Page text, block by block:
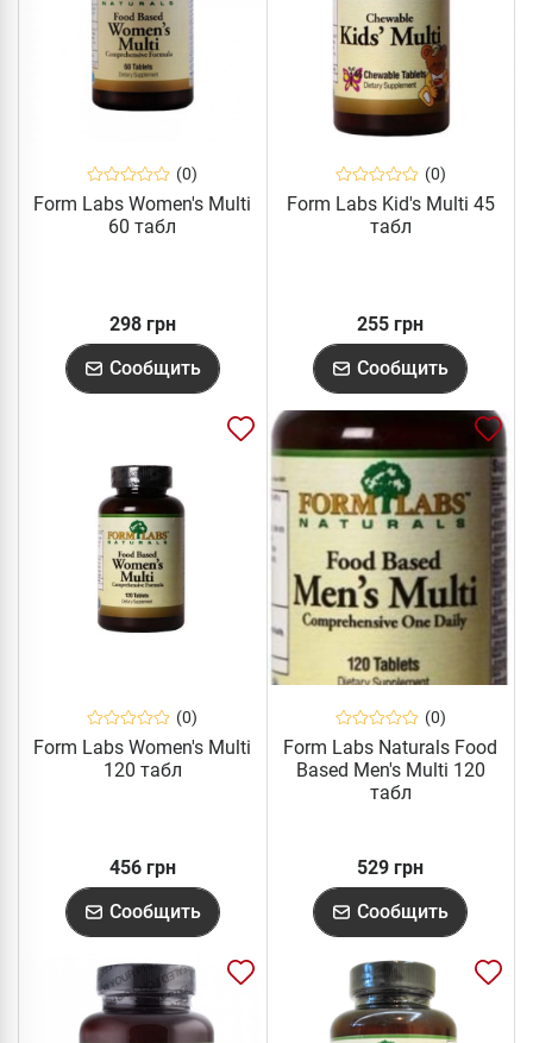
(0)
Form Labs Women's Multi
60 табл
298 грн
Сообщить
(0)
Form Labs Kid's Multi 45
табл
255 грн
Сообщить
(0)
Form Labs Women's Multi
120 табл
456 грн
Сообщить
(0)
Form Labs Naturals Food
Based Men's Multi 120
табл
529 грн
Сообщить